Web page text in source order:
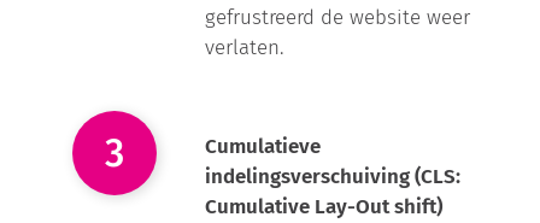
gefrustreerd de website weer
verlaten.
Cumulatieve
indelingsverschuiving (CLS:
Cumulative Lay-Out shift)